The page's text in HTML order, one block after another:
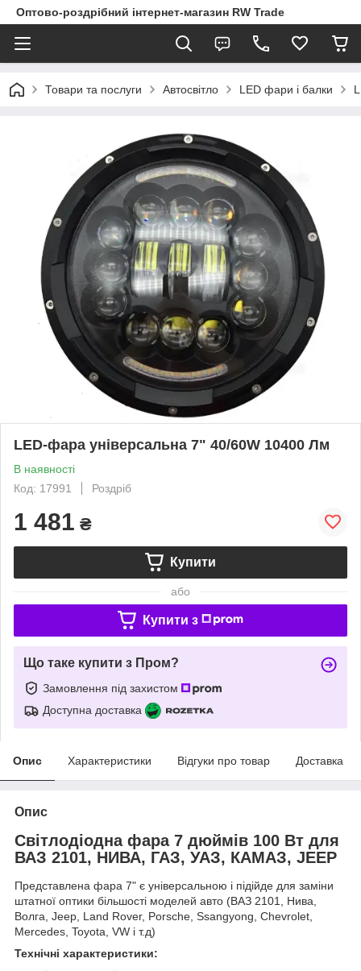
Оптово-роздрібний інтернет-магазин RW Trade
Товари та послуги Автосвітло LED фари і балки
LED-фара універсальна 7" 40/60W 10400 Лм
В наявності
Код: 17991
Роздріб
1 481 ₴
Купити
або
Купити з
Що таке купити з Пром?
Замовлення під захистом
Доступна доставка
Опис Характеристики Відгуки про товар Доставка
Опис
Світлодіодна фара 7 дюймів 100 Вт для
ВАЗ 2101, НИВА, ГАЗ, УАЗ, КАМАЗ, JEEP
Представлена фара 7" є універсальною і підійде для заміни
штатної оптики більшості моделей авто (ВАЗ 2101, Нива,
Волга, Jeep, Land Rover, Porsche, Ssangyong, Chevrolet,
Mercedes, Toyota, VW і т.д)
Технічні характеристики: